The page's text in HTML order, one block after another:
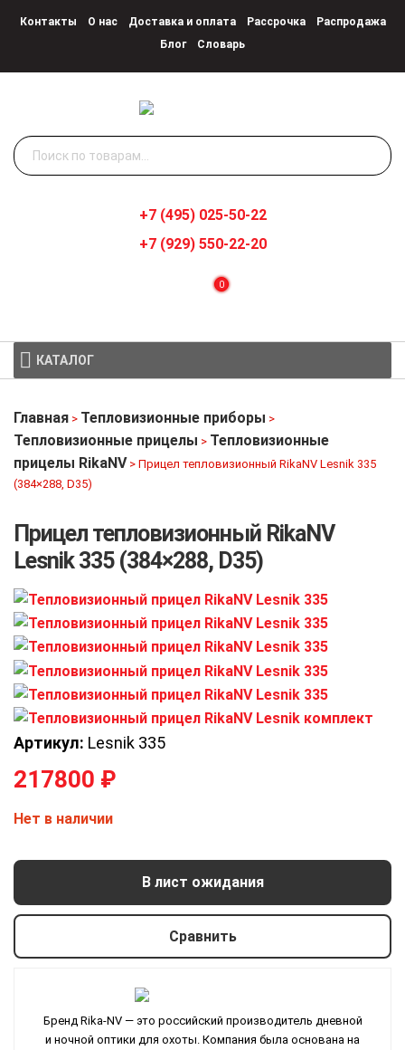
Контакты О нас Доставка и оплата Рассрочка
Распродажа
Блог
Словарь
Искать:
0
+7 (495) 025-50-22
+7 (929) 550-22-20
КАТАЛОГ
Главная > Тепловизионные приборы >
Тепловизионные прицелы > Тепловизионные
прицелы RikaNV > Прицел тепловизионный RikaNV Lesnik 335
(384×288, D35)
Прицел тепловизионный RikaNV
Lesnik 335 (384×288, D35)
Артикул: Lesnik 335
217800 ₽
Нет в наличии
В лист ожидания
Сравнить
Бренд Rika-NV — это российский производитель дневной
и ночной оптики для охоты. Компания была основана на